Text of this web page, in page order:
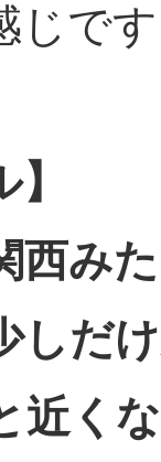
じで
西み
しだ
近く